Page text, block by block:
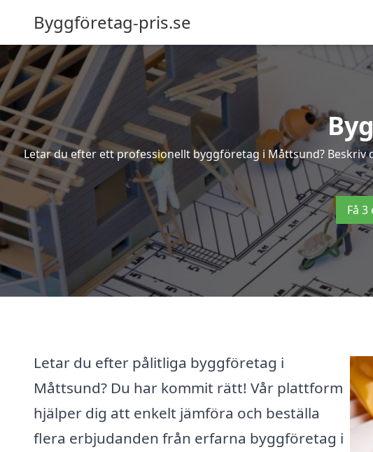
Byggföretag-pris.se
Letar du efter ett professionellt byggföretag i Måttsund?
Få
Letar du efter pålitliga byggföretag i
Måttsund? Du har kommit rätt! Vår plattform
hjälper dig att enkelt jämföra och beställa
flera erbjudanden från erfarna byggföretag i